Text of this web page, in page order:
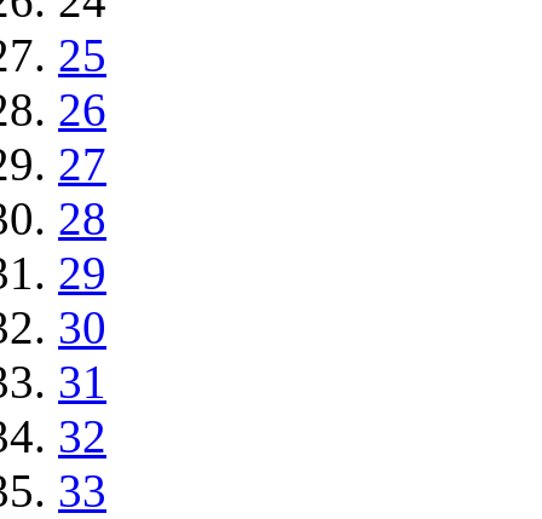
25
26
27
28
29
30
31
32
33